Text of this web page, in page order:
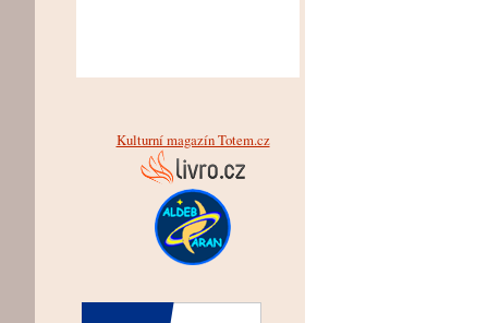
Kulturní magazín Totem.cz